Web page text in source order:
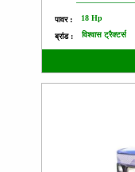
पावर : 18 Hp
ब्रांड : विश्वास ट्रैक्टर्स